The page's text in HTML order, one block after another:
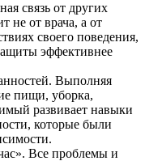
связь от других
не от врача, а от
своего поведения,
эффективнее
Выполняя
пищи, уборка,
развивает навыки
которые были
Все проблемы и